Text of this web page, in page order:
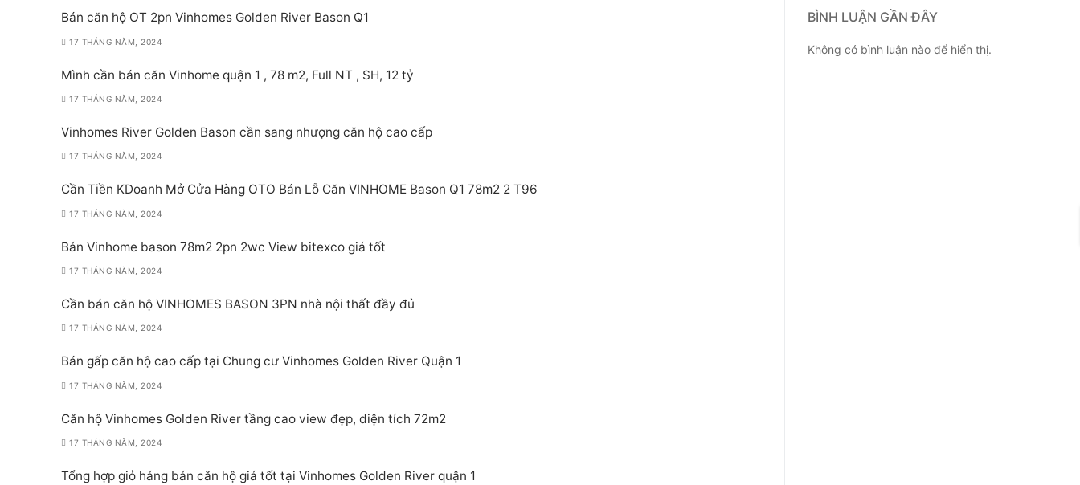
Bán căn hộ OT 2pn Vinhomes Golden River Bason Q1
17 THÁNG NĂM, 2024
Mình cần bán căn Vinhome quận 1 , 78 m2, Full NT , SH, 12 tỷ
17 THÁNG NĂM, 2024
Vinhomes River Golden Bason cần sang nhượng căn hộ cao cấp
17 THÁNG NĂM, 2024
Cần Tiền KDoanh Mở Cửa Hàng OTO Bán Lỗ Căn VINHOME Bason Q1 78m2 2 T96
17 THÁNG NĂM, 2024
Bán Vinhome bason 78m2 2pn 2wc View bitexco giá tốt
17 THÁNG NĂM, 2024
Cần bán căn hộ VINHOMES BASON 3PN nhà nội thất đầy đủ
17 THÁNG NĂM, 2024
Bán gấp căn hộ cao cấp tại Chung cư Vinhomes Golden River Quận 1
17 THÁNG NĂM, 2024
Căn hộ Vinhomes Golden River tầng cao view đẹp, diện tích 72m2
17 THÁNG NĂM, 2024
Tổng hợp giỏ háng bán căn hộ giá tốt tại Vinhomes Golden River quận 1
BÌNH LUẬN GẦN ĐÂY
Không có bình luận nào để hiển thị.